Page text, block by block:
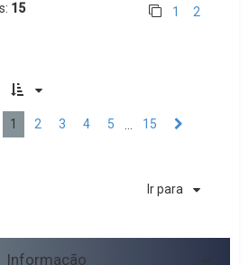
15 1 2
Página1 de15
1 2 3 4 5 15
Ir para
Informação